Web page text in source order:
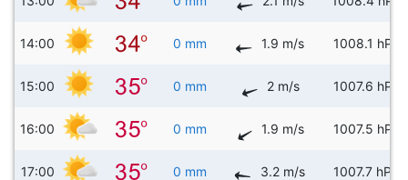
14:00 0 mm 1.9 m/s 1008.1 hPa
15:00 0 mm 2 m/s 1007.6 hPa
16:00 0 mm 1.9 m/s 1007.5 hPa
17:00 0 mm 3.2 m/s 1007.7 hPa